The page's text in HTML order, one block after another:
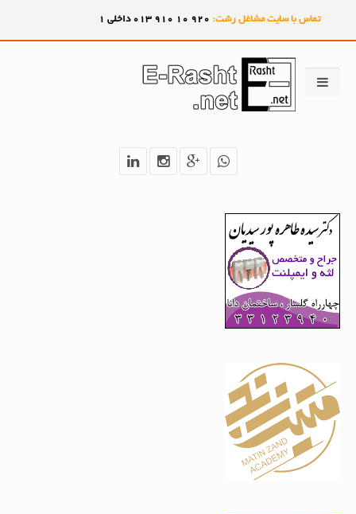
تماس با سایت مشاغل رشت: 920
10
910 013 داخلی 1